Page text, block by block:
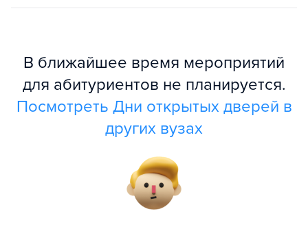
В ближайшее время мероприятий
для абитуриентов не планируется.
Посмотреть Дни открытых дверей в
других вузах